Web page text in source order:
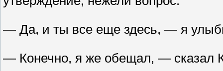
— Да, и ты все еще здесь, — я
— Конечно, я же обещал, — сказал